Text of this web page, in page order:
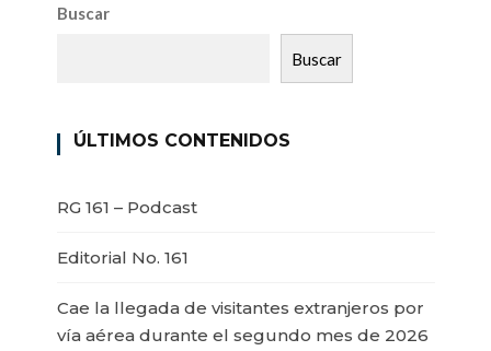
Buscar
Buscar
ÚLTIMOS CONTENIDOS
RG 161 – Podcast
Editorial No. 161
Cae la llegada de visitantes extranjeros por
vía aérea durante el segundo mes de 2026